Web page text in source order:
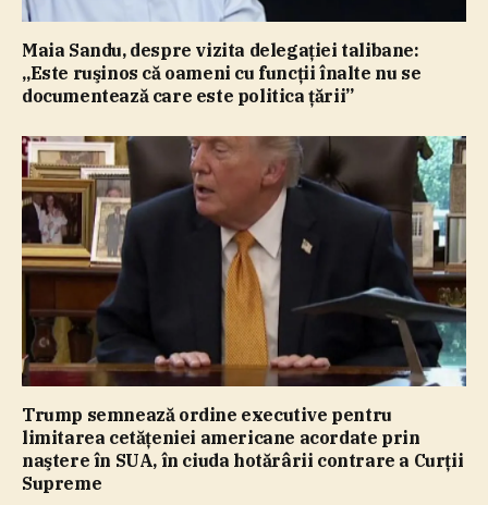
Maia Sandu, despre vizita delegaţiei talibane:
„Este ruşinos că oameni cu funcţii înalte nu se
documentează care este politica ţării”
Trump semnează ordine executive pentru
limitarea cetăţeniei americane acordate prin
naştere în SUA, în ciuda hotărârii contrare a Curţii
Supreme